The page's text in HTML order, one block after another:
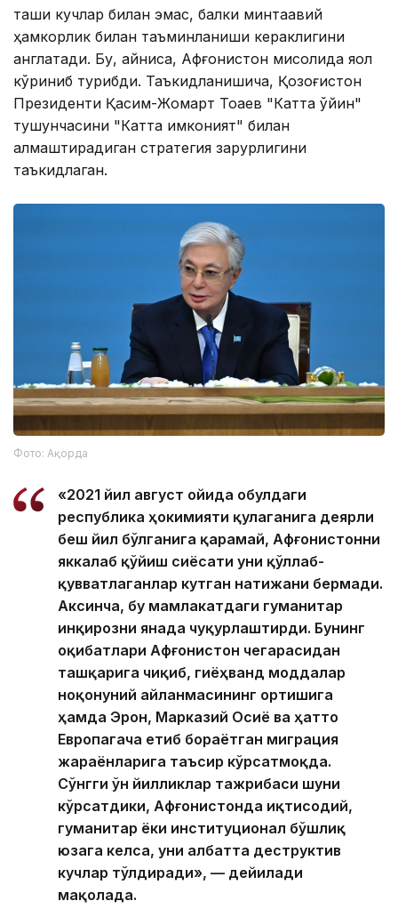
ташқи кучлар билан эмас, балки минтақавий
ҳамкорлик билан таъминланиши кераклигини
англатади. Бу, айниқса, Афғонистон мисолида яққол
кўриниб турибди. Таъкидланишича, Қозоғистон
Президенти Қасим-Жомарт Тоқаев "Катта ўйин"
тушунчасини "Катта имконият" билан
алмаштирадиган стратегия зарурлигини
таъкидлаган.
Фото: Ақорда
«2021 йил август ойида Қобулдаги
республика ҳокимияти қулаганига деярли
беш йил бўлганига қарамай, Афғонистонни
яккалаб қўйиш сиёсати уни қўллаб-
қувватлаганлар кутган натижани бермади.
Аксинча, бу мамлакатдаги гуманитар
инқирозни янада чуқурлаштирди. Бунинг
оқибатлари Афғонистон чегарасидан
ташқарига чиқиб, гиёҳванд моддалар
ноқонуний айланмасининг ортишига
ҳамда Эрон, Марказий Осиё ва ҳатто
Европагача етиб бораётган миграция
жараёнларига таъсир кўрсатмоқда.
Сўнгги ўн йилликлар тажрибаси шуни
кўрсатдики, Афғонистонда иқтисодий,
гуманитар ёки институционал бўшлиқ
юзага келса, уни албатта деструктив
кучлар тўлдиради», — дейилади
мақолада.